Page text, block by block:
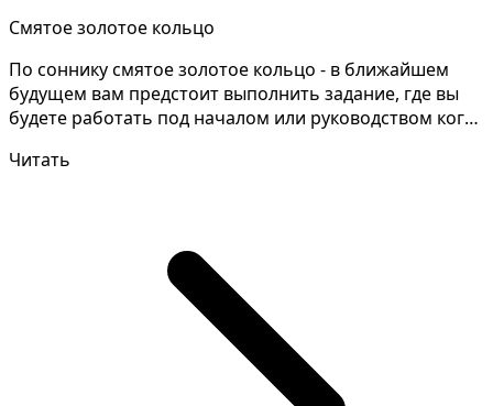
Смятое золотое кольцо
По соннику смятое золотое кольцо - в ближайшем
будущем вам предстоит выполнить задание, где вы
будете работать под началом или руководством кого-
Читать